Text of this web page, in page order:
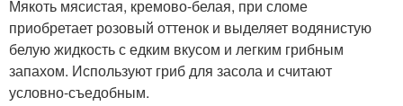
Мякоть мясистая, кремово-белая, при сломе
приобретает розовый оттенок и выделяет водянистую
белую жидкость с едким вкусом и легким грибным
запахом. Используют гриб для засола и считают
условно-съедобным.